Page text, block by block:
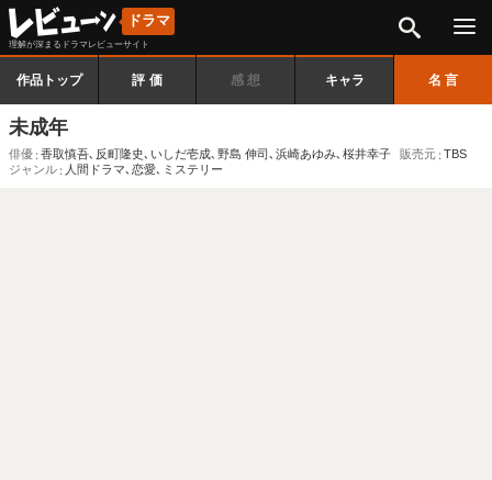
ドラマ
理解が深まるドラマレビューサイト
作品トップ 評価 感想 キャラ 名言
未成年
俳優 香取慎吾､ 反町隆史､ いしだ壱成､ 野島 伸司､ 浜崎あゆみ､ 桜井幸子 販売元 TBS
ジャンル
人間ドラマ､ 恋愛､ ミステリー